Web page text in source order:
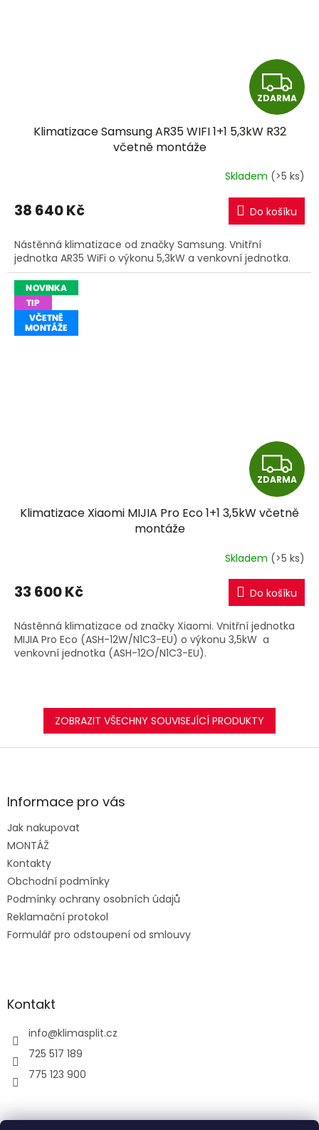
Z
D
R
M
A
ZDARMA
Klimatizace Samsung AR35 WIFI 1+1 5,3kW R32
včetně montáže
Skladem (>5 ks)
38 640 Kč Do košíku
Nástěnná klimatizace od značky Samsung. Vnitřní
jednotka AR35 WiFi o výkonu 5,3kW a venkovní jednotka.
Z
D
A
R
M
A
ZDARMA
Klimatizace Xiaomi MIJIA Pro Eco 1+1 3,5kW včetně
montáže
Skladem (>5 ks)
33 600 Kč Do košíku
Nástěnná klimatizace od značky Xiaomi. Vnitřní jednotka
MIJIA Pro Eco (ASH-12W/N1C3-EU) o výkonu 3,5kW a
venkovní jednotka (ASH-12O/N1C3-EU).
ZOBRAZIT VŠECHNY SOUVISEJÍCÍ PRODUKTY
Z
aInformace pro vás
Jak nakupovat
MONTÁŽ
Kontakty
Obchodní podmínky
Podmínky ochrany osobních údajů
Reklamační protokol
Formulář pro odstoupení od smlouvy
Kontakt
info@klimasplit.cz
725 517 189
775 123 900